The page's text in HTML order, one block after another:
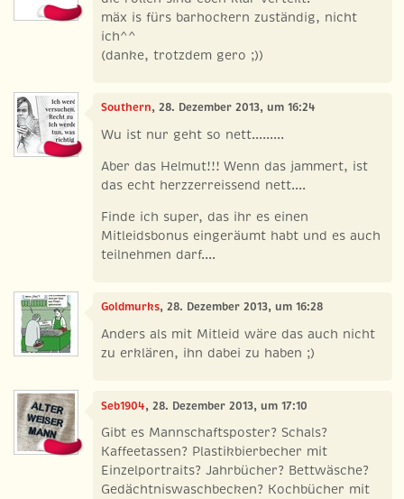
mäx is fürs barhockern zuständig, nicht
ich^^
(danke, trotzdem gero ;))
Southern, 28. Dezember 2013, um 16:24
Wu ist nur geht so nett.........
Aber das Helmut!!! Wenn das jammert, ist
das echt herzzerreissend nett....
Finde ich super, das ihr es einen
Mitleidsbonus eingeräumt habt und es auch
teilnehmen darf....
Goldmurks, 28. Dezember 2013, um 16:28
Anders als mit Mitleid wäre das auch nicht
zu erklären, ihn dabei zu haben ;)
Seb1904, 28. Dezember 2013, um 17:10
Gibt es Mannschaftsposter? Schals?
Kaffeetassen? Plastikbierbecher mit
Einzelportraits? Jahrbücher? Bettwäsche?
Gedächtniswaschbecken? Kochbücher mit